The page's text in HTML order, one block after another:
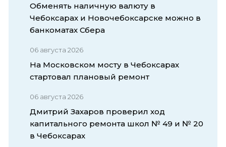
Обменять наличную валюту в
Чебоксарах и Новочебоксарске можно в
банкоматах Сбера
06 августа 2026
На Московском мосту в Чебоксарах
стартовал плановый ремонт
06 августа 2026
Дмитрий Захаров проверил ход
капитального ремонта школ № 49 и № 20
в Чебоксарах